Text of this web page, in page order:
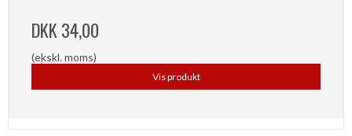
DKK 34,00
(ekskl. moms)
Vis produkt